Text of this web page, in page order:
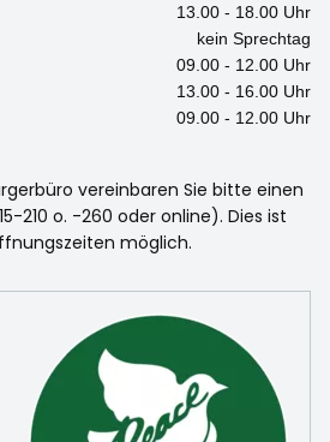
13.00 - 18.00 Uhr
kein Sprechtag
09.00 - 12.00 Uhr
13.00 - 16.00 Uhr
09.00 - 12.00 Uhr
vereinbaren Sie bitte einen
210 o. -260 oder online). Dies ist
möglich.